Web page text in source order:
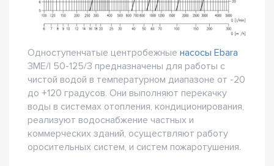
Одноступенчатые центробежные насосы Ebara
3ME/I 50-125/3 предназначены для работы с
чистой водой в температурном диапазоне от -20
до +120 градусов. Они выполняют перекачку
воды в системах отопления, кондиционирования,
реализуют водоснабжение частных и
коммерческих зданий, осуществляют работу
оросительных систем, и систем пожаротушения.